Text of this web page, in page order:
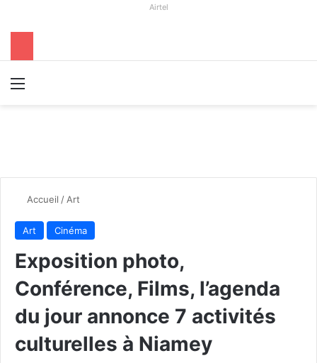
Airtel
Accueil /Art
Art Cinéma
Exposition photo,
Conférence, Films, l’agenda
du jour annonce 7 activités
culturelles à Niamey